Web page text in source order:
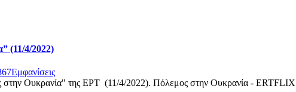
(11/4/2022)
Εμφανίσεις
Ουκρανία" της ΕΡΤ (11/4/2022). Πόλεμος στην Ουκρανία - ERTFLIX